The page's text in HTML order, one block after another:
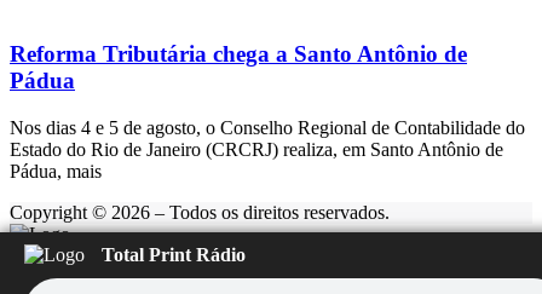
Reforma Tributária chega a Santo Antônio de
Pádua
Nos dias 4 e 5 de agosto, o Conselho Regional de Contabilidade do
Estado do Rio de Janeiro (CRCRJ) realiza, em Santo Antônio de
Pádua, mais
Copyright © 2026 – Todos os direitos reservados.
Total Print Rádio
Rádio Feliz
Carregando...